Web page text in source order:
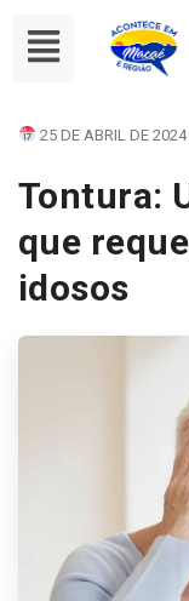
25 DE ABRIL DE 2024
Tontura:
que
idosos